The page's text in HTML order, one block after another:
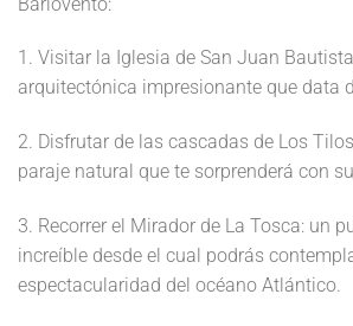
1. Visitar la Iglesia de San Juan
arquitectónica impresionante que data
2. Disfrutar de las cascadas de Los
paraje natural que te sorprenderá con
3. Recorrer el Mirador de La Tosca: un
increíble desde el cual podrás
espectacularidad del océano Atlántico.